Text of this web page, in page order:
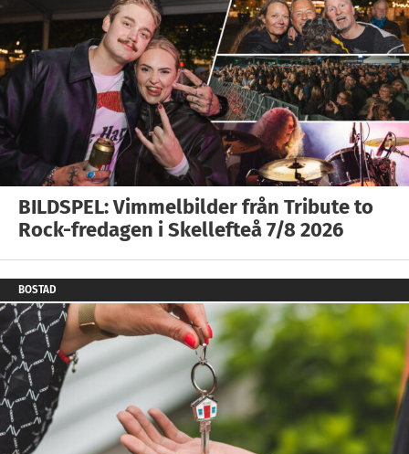
BILDSPEL: Vimmelbilder från Tribute to
Rock-fredagen i Skellefteå 7/8 2026
BOSTAD